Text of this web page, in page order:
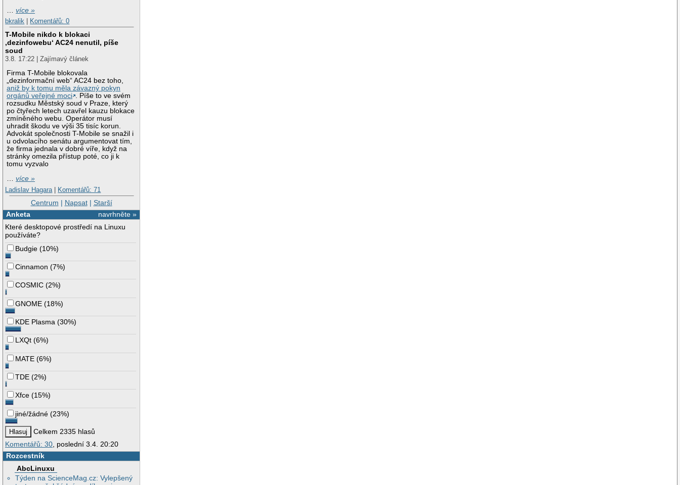
…více »
bkralik
Komentářů: 0
T-Mobile nikdo k blokaci
‚dezinfowebu‘ AC24 nenutil, píše
soud
3.8. 17:22 | Zajímavý článek
Firma T-Mobile blokovala
„dezinformační web“ AC24 bez toho,
aniž by k tomu měla závazný pokyn
orgánů veřejné moci . Píše to ve svém
rozsudku Městský soud v Praze, který
po čtyřech letech uzavřel kauzu blokace
zmíněného webu. Operátor musí
uhradit škodu ve výši 35 tisíc korun.
Advokát společnosti T-Mobile se snažil i
u odvolacího senátu argumentovat tím,
že firma jednala v dobré víře, když na
stránky omezila přístup poté, co ji k
tomu vyzvalo
…více »
Ladislav Hagara | Komentářů: 71
Centrum | Napsat| Starší
navrhněte »
Anketa
Které desktopové prostředí na Linuxu
používáte?
Budgie (10%)
Cinnamon (7%)
COSMIC (2%)
GNOME (18%)
KDE Plasma (30%)
LXQt (6%)
MATE (6%)
TDE (2%)
Xfce (15%)
jiné/žádné (23%)
Celkem 2335 hlasů
Komentářů: 30, poslední 3.4. 20:20
Rozcestník
AbcLinuxu
Týden na ScienceMag.cz: Vylepšený